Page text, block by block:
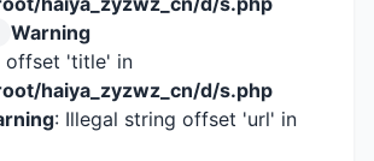
Warning
offset 'title' in
haiya_zyzwz_cn/d/s.php
: Illegal string offset 'url' in